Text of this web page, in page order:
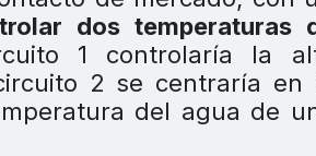
dos temperaturas
1 controlaría la
2 se centraría en
del agua de